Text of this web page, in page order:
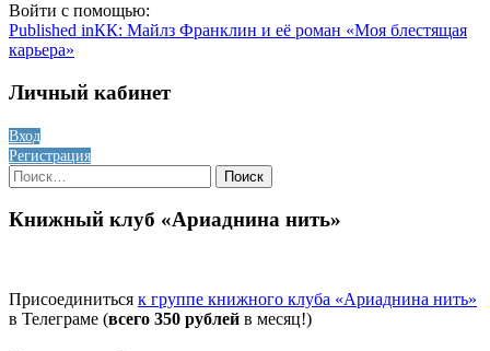
Войти с помощью:
Навигация
по
записям
Published inКК: Майлз Франклин и её роман «Моя блестящая
карьера»
Личный кабинет
Вход
Регистрация
Найти:
Книжный клуб «Ариаднина нить»
Присоединиться к группе книжного клуба «Ариаднина нить»
в Телеграме (всего 350 рублей в месяц!)